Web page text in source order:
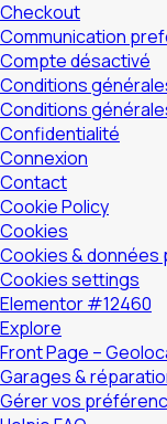
Checkout
Communication
Compte désactivé
Conditions
Conditions
Confidentialité
Connexion
Contact
Cookie Policy
Cookies
Cookies & données
Cookies settings
Elementor #12460
Explore
Front Page –
Garages &
Gérer vos